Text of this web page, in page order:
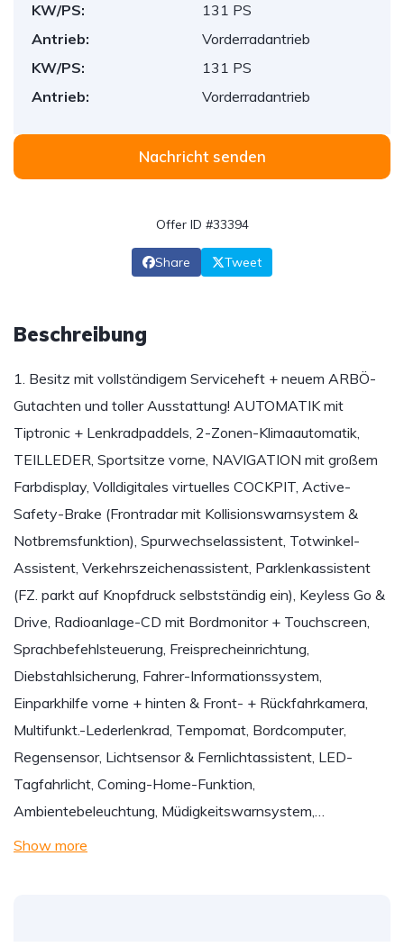
KW/PS:
131 PS
Antrieb:
Vorderradantrieb
KW/PS:
131 PS
Antrieb:
Vorderradantrieb
Nachricht senden
Offer ID #33394
Share Tweet
Beschreibung
1. Besitz mit vollständigem Serviceheft + neuem ARBÖ-
Gutachten und toller Ausstattung! AUTOMATIK mit
Tiptronic + Lenkradpaddels, 2-Zonen-Klimaautomatik,
TEILLEDER, Sportsitze vorne, NAVIGATION mit großem
Farbdisplay, Volldigitales virtuelles COCKPIT, Active-
Safety-Brake (Frontradar mit Kollisionswarnsystem &
Notbremsfunktion), Spurwechselassistent, Totwinkel-
Assistent, Verkehrszeichenassistent, Parklenkassistent
(FZ. parkt auf Knopfdruck selbstständig ein), Keyless Go &
Drive, Radioanlage-CD mit Bordmonitor + Touchscreen,
Sprachbefehlsteuerung, Freisprecheinrichtung,
Diebstahlsicherung, Fahrer-Informationssystem,
Einparkhilfe vorne + hinten & Front- + Rückfahrkamera,
Multifunkt.-Lederlenkrad, Tempomat, Bordcomputer,
Regensensor, Lichtsensor & Fernlichtassistent, LED-
Tagfahrlicht, Coming-Home-Funktion,
Ambientebeleuchtung, Müdigkeitswarnsystem,…
Show more